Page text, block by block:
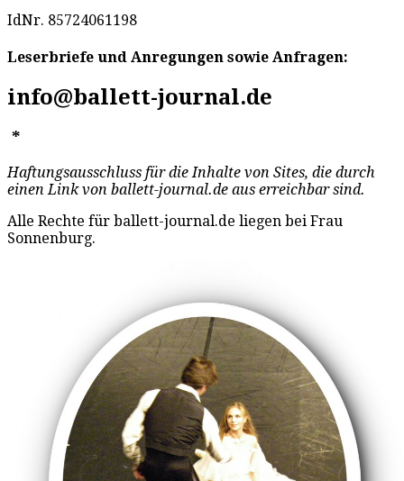
IdNr. 85724061198
Leserbriefe und Anregungen sowie Anfragen:
info@ballett-journal.de
*
Haftungsausschluss für die Inhalte von Sites, die durch
einen Link von ballett-journal.de aus erreichbar sind.
Alle Rechte für ballett-journal.de liegen bei Frau
Sonnenburg.